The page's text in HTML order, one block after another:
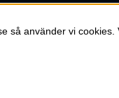
©
så använder vi